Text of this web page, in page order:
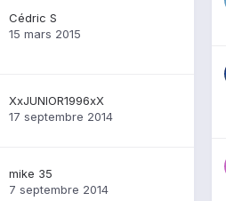
Cédric S
15 mars 2015
XxJUNIOR1996xX
17 septembre 2014
mike 35
7 septembre 2014